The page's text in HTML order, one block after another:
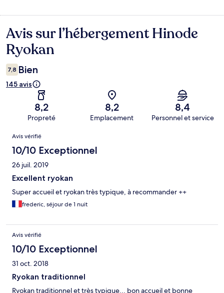
Avis
Avis sur l’hébergement Hinode
Ryokan
7,8 Bien
145 avis
8,2
Propreté
8,2
Emplacement
8,4
Personnel et service
Avis
Avis vérifié
10/10 Exceptionnel
26 juil. 2019
Excellent ryokan
Super accueil et ryokan très typique, à recommander ++
frederic, séjour de 1 nuit
Avis vérifié
10/10 Exceptionnel
31 oct. 2018
Ryokan traditionnel
Ryokan traditionnel et très typique... bon accueil et bonne